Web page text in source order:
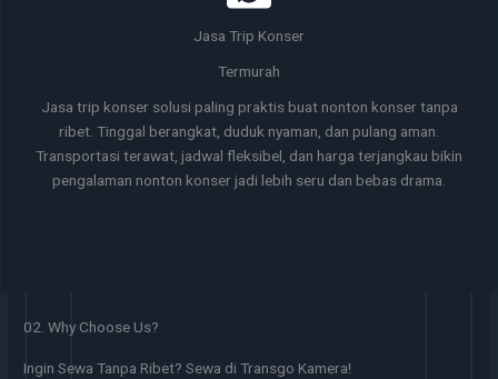
Jasa Trip Konser
Termurah
Jasa trip konser solusi paling praktis buat nonton konser tanpa
ribet. Tinggal berangkat, duduk nyaman, dan pulang aman.
Transportasi terawat, jadwal fleksibel, dan harga terjangkau bikin
pengalaman nonton konser jadi lebih seru dan bebas drama.
02. Why Choose Us?
Ingin Sewa Tanpa Ribet? Sewa di Transgo Kamera!